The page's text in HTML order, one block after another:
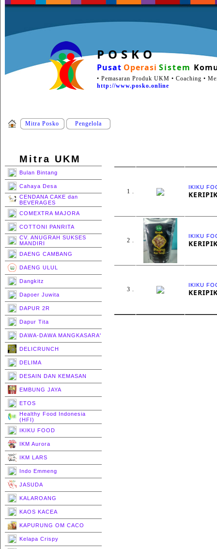
P O S K O
Pusat Operasi Sistem
• Pemasaran Produk UKM • Coaching •
http://www.posko.online
Mitra Posko Pengelola
Mitra UKM
Bulan Bintang
Cahaya Desa
CENDANA CAKE dan
BEVERAGES
COMEXTRA MAJORA
COTTONI PANRITA
CV. ANUGRAH SUKSES
MANDIRI
DAENG CAMBANG
DAENG ULUL
Dangkitz
Dapoer Juwita
DAPUR 2R
Dapur Tita
DAWA-DAWA MANGKASARA'
DELICRUNCH
DELIMA
DESAIN DAN KEMASAN
EMBUNG JAYA
ETOS
Healthy Food Indonesia
(HFI)
IKIKU FOOD
IKM Aurora
IKM LARS
Indo Emmeng
JASUDA
KALAROANG
KAOS KACEA
KAPURUNG OM CACO
Kelapa Crispy
1 .
IKIKU
2 .
IKIKU
3 .
IKIKU